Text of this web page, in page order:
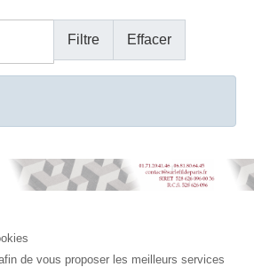
Filtre Effacer
de vous proposer les meilleurs services